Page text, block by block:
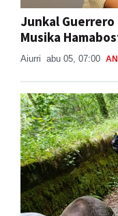
Junkal
Musika
Aiurri abu 05, 07:00